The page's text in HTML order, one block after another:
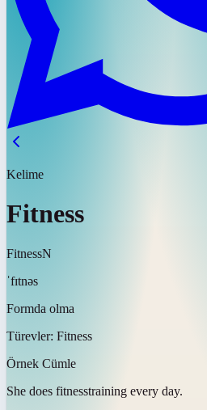
Kelime
Fitness
FitnessN
ˈfɪtnəs
Formda olma
Türevler: Fitness
Örnek Cümle
She does fitnesstraining every day.